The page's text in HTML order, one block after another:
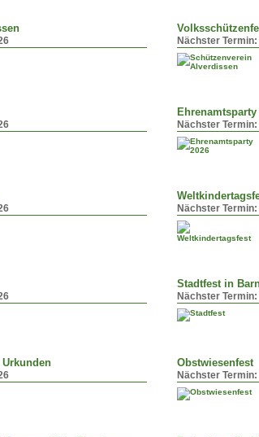
Nächster Termin:
Ehrenamtsparty
Nächster Termin:
Nächster Termin:
Stadtfest in
Nächster Termin:
Obstwiesenfest
Nächster Termin: